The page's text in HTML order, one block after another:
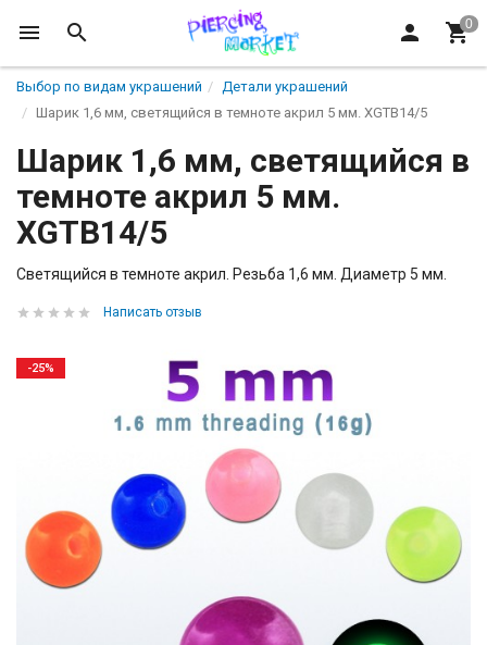
Выбор по видам украшений
Детали украшений
Шарик 1,6 мм, светящийся в темноте акрил 5 мм. XGTB14/5
Шарик 1,6 мм, светящийся в
темноте акрил 5 мм.
XGTB14/5
Светящийся в темноте акрил. Резьба 1,6 мм. Диаметр 5 мм.
Написать отзыв
-25%